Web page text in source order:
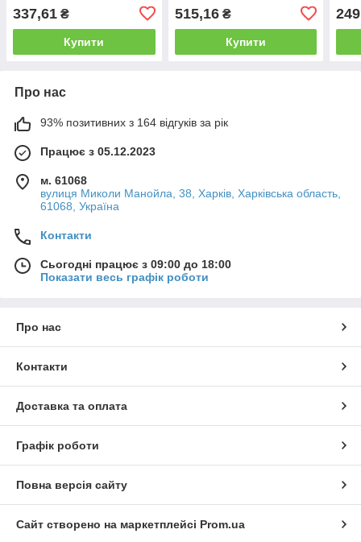
337,61 ₴
Купити
515,16₴
Купити
Про нас
93% позитивних з 164 відгуків за рік
Працює з 05.12.2023
м. 61068
вулиця Миколи Манойла, 38, Харків, Харківська область,
61068, Україна
Контакти
Сьогодні працює з 09:00 до 18:00
Показати весь графік роботи
Про нас
Контакти
Доставка та оплата
Графік роботи
Повна версія сайту
Сайт створено на маркетплейсі Prom.ua